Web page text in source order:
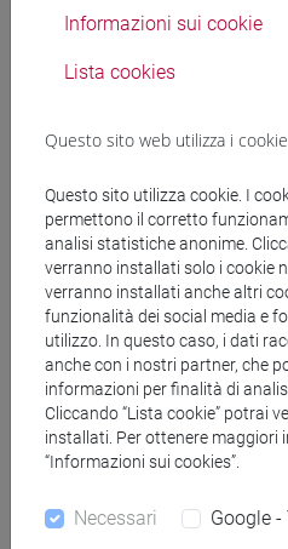
dell'imperialismo alla
Cammarano, Guazzaloca,
4 (caricato su Moodle)
Le mappe e le immagini
caricate nella piattaforma
materia d’esame.
Modalità di verifica
L’esame è orale, volto a
contenuti e delle
obiettivi, e consiste di tre
circa 20 minuti
Informazioni sui cookie
Lista cookies
Questo sito web utilizza i cookie
Questo sito utilizza cookie. I
permettono il corretto
analisi statistiche anonime.
verranno installati solo i cookie
verranno installati anche altri
funzionalità dei social media e
utilizzo. In questo caso, i dati
anche con i nostri partner, che
informazioni per finalità di
Cliccando “Lista cookie” potrai
installati. Per ottenere maggiori
“Informazioni sui cookies”.
Necessari Google -